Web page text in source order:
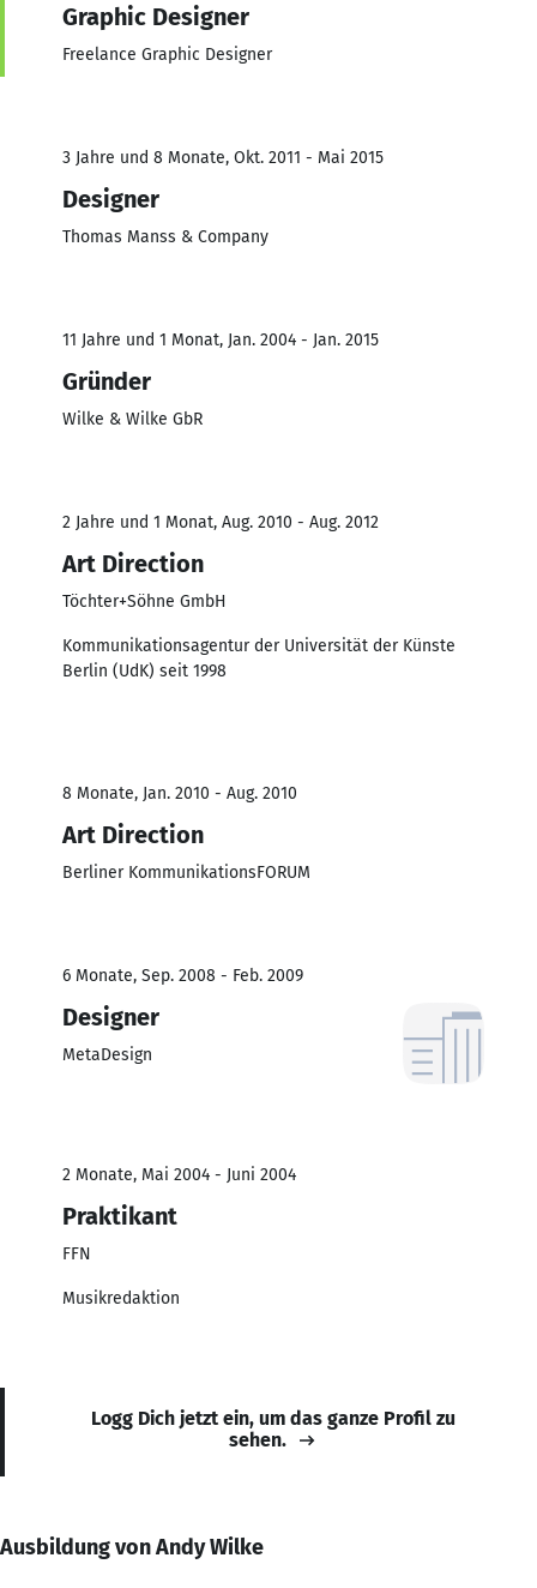
Graphic Designer
Freelance Graphic Designer
3 Jahre und 8 Monate, Okt. 2011 - Mai 2015
Designer
Thomas Manss & Company
11 Jahre und 1 Monat, Jan. 2004 - Jan. 2015
Gründer
Wilke & Wilke GbR
2 Jahre und 1 Monat, Aug. 2010 - Aug. 2012
Art Direction
Töchter+Söhne GmbH
Kommunikationsagentur der Universität der Künste
Berlin (UdK) seit 1998
8 Monate, Jan. 2010 - Aug. 2010
Art Direction
Berliner KommunikationsFORUM
6 Monate, Sep. 2008 - Feb. 2009
Designer
MetaDesign
2 Monate, Mai 2004 - Juni 2004
Praktikant
FFN
Musikredaktion
Logg Dich jetzt ein, um das ganze Profil zu
sehen.
Ausbildung von Andy Wilke